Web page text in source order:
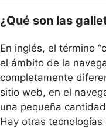
¿Qué son las
En inglés, el término
el ámbito de la
completamente
sitio web, en el
una pequeña
Hay otras